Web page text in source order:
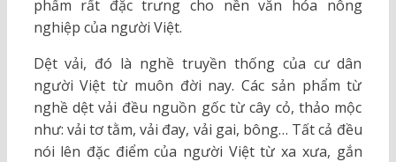
phẩm rất đặc trưng cho nền văn hóa nông
nghiệp của người Việt.
Dệt vải, đó là nghề truyền thống của cư dân
người Việt từ muôn đời nay. Các sản phẩm từ
nghề dệt vải đều nguồn gốc từ cây cỏ, thảo mộc
như: vải tơ tằm, vải đay, vải gai, bông… Tất cả đều
nói lên đặc điểm của người Việt từ xa xưa, gắn